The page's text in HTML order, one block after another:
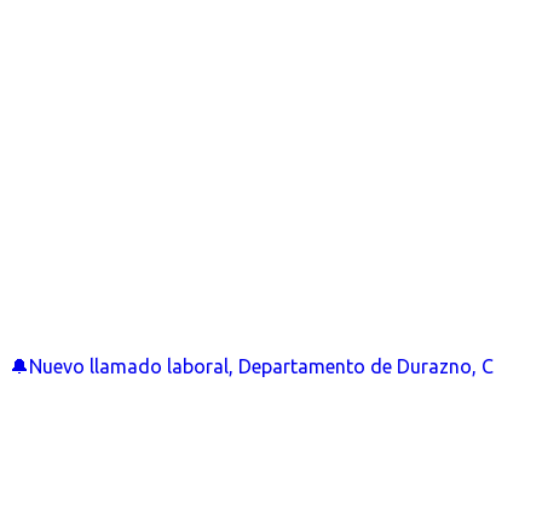
🔔Nuevo llamado laboral, Departamento de Durazno, C